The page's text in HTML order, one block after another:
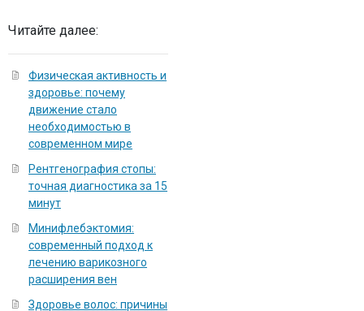
Читайте далее:
Физическая активность и
здоровье: почему
движение стало
необходимостью в
современном мире
Рентгенография стопы:
точная диагностика за 15
минут
Минифлебэктомия:
современный подход к
лечению варикозного
расширения вен
Здоровье волос: причины